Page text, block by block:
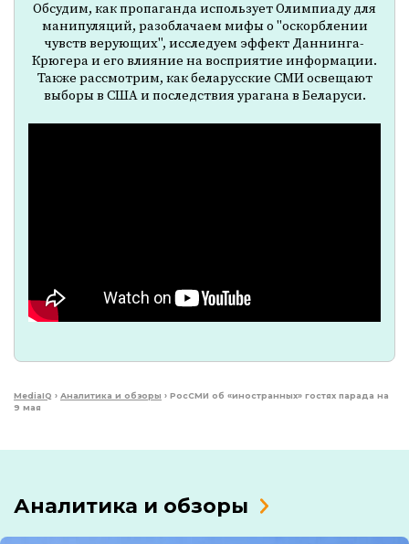
Обсудим, как пропаганда использует Олимпиаду для
манипуляций, разоблачаем мифы о "оскорблении
чувств верующих", исследуем эффект Даннинга-
Крюгера и его влияние на восприятие информации.
Также рассмотрим, как беларусские СМИ освещают
выборы в США и последствия урагана в Беларуси.
MediaIQ › Аналитика и обзоры › РосСМИ об «иностранных» гостях парада на
9 мая
Аналитика и обзоры